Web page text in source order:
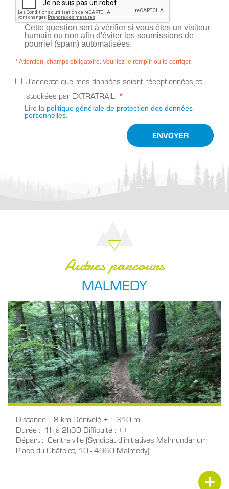
Cette question sert à vérifier si vous êtes un visiteur
humain ou non afin d'éviter les soumissions de
pourriel (spam) automatisées.
* Attention, champs obligatoire. Veuillez le remplir ou le corriger.
J’accepte que mes données soient réceptionnées et
stockées par EXTRATRAIL.
Lire la politique générale de protection des données
personnelles
ENVOYER
Autres parcours
MALMEDY
Distance 8 km Dénivelé +
310 m
Durée
1h à 2h30 Difficulté ++
Départ
Centre-ville (Syndicat d'initiatives Malmundarium -
Place du Châtelet, 10 - 4960 Malmedy)